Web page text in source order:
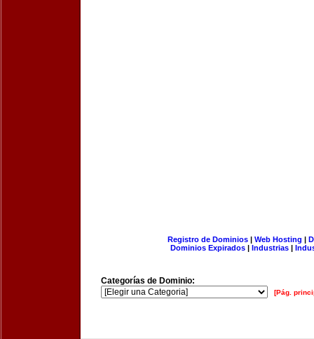
Registro de Dominios| Web Hosting |
Dominios Expirados | Industrias |
Categorías de Dominio:
[Pág.